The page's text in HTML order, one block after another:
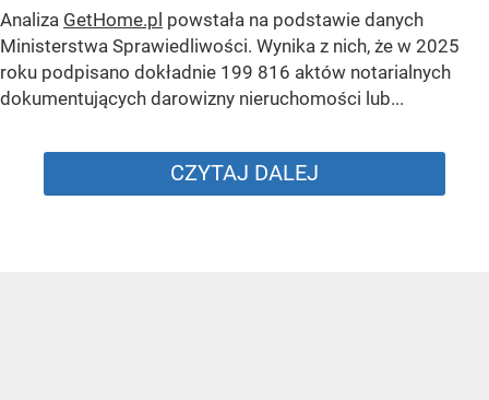
Analiza GetHome.pl powstała na podstawie danych
Ministerstwa Sprawiedliwości. Wynika z nich, że w 2025
roku podpisano dokładnie 199 816 aktów notarialnych
dokumentujących darowizny nieruchomości lub...
CZYTAJ DALEJ